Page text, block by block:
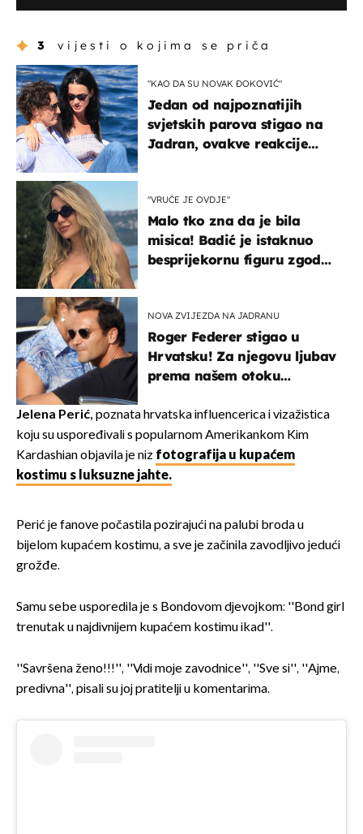
3 vijesti o kojima se priča
"KAO DA SU NOVAK ĐOKOVIĆ"
Jedan od najpoznatijih
svjetskih parova stigao na
Jadran, ovakve reakcije
"VRUĆE JE OVDJE"
Malo tko zna da je bila
misica! Badić je istaknuo
besprijekornu figuru zgodne
NOVA ZVIJEZDA NA JADRANU
Roger Federer stigao u
Hrvatsku! Za njegovu ljubav
prema našem otoku
Hrvat
Jelena Perić, poznata hrvatska influencerica i vizažistica
koju su uspoređivali s popularnom Amerikankom Kim
Kardashian objavila je niz fotografija u kupaćem
kostimu s luksuzne jahte.
Perić je fanove počastila pozirajući na palubi broda u
bijelom kupaćem kostimu, a sve je začinila zavodljivo jedući
grožđe.
Samu sebe usporedila je s Bondovom djevojkom: ''Bond girl
trenutak u najdivnijem kupaćem kostimu ikad''.
''Savršena ženo!!!'', ''Vidi moje zavodnice'', ''Sve si'', ''Ajme,
predivna'', pisali su joj pratitelji u komentarima.